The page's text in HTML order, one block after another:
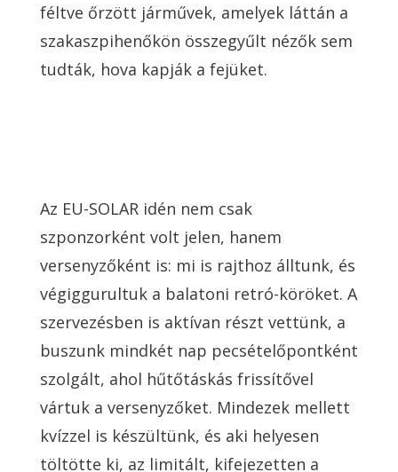
féltve őrzött járművek, amelyek láttán a
szakaszpihenőkön összegyűlt nézők sem
tudták, hova kapják a fejüket.
Az EU-SOLAR idén nem csak
szponzorként volt jelen, hanem
versenyzőként is: mi is rajthoz álltunk, és
végiggurultuk a balatoni retró-köröket. A
szervezésben is aktívan részt vettünk, a
buszunk mindkét nap pecsételőpontként
szolgált, ahol hűtőtáskás frissítővel
vártuk a versenyzőket. Mindezek mellett
kvízzel is készültünk, és aki helyesen
töltötte ki, az limitált, kifejezetten a